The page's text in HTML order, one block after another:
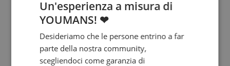
Un'esperienza a misura di
YOUMANS! ❤
Desideriamo che le persone entrino a far
parte della nostra community,
scegliendoci come garanzia di